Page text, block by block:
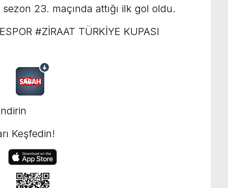
23. maçında attığı ilk gol oldu.
#ZİRAAT TÜRKİYE KUPASI
Keşfedin!